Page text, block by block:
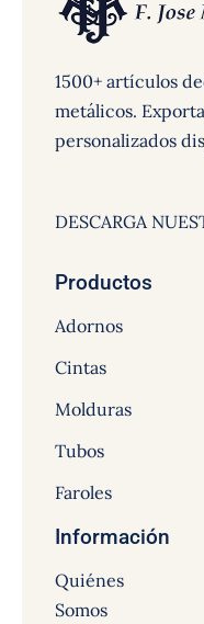
1500+ artículos
metálicos.
personalizados
DESCARGA
Productos
Adornos
Cintas
Molduras
Tubos
Faroles
Información
Quiénes
Somos